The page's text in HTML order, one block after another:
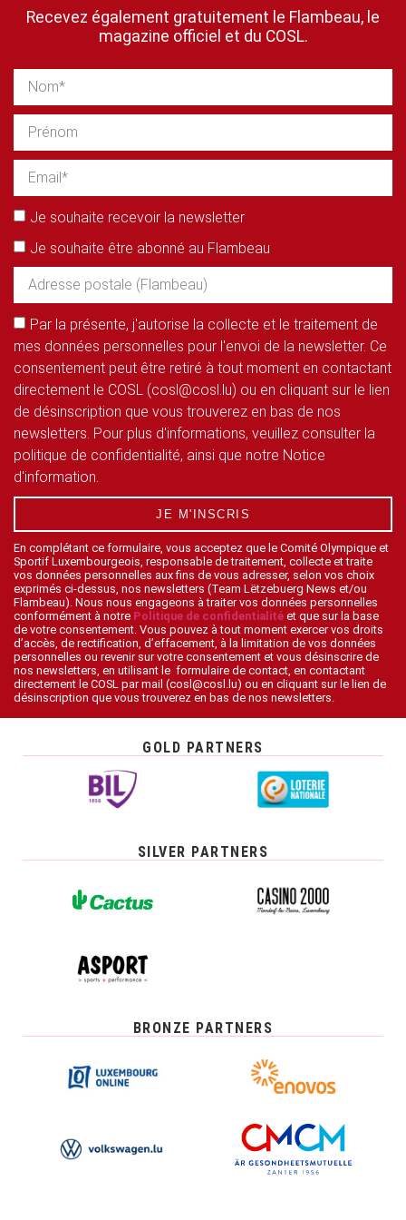
Recevez également gratuitement le Flambeau, le
magazine officiel et du COSL.
Je souhaite recevoir la newsletter
Je souhaite être abonné au Flambeau
Par la présente, j'autorise la collecte et le traitement de
mes données personnelles pour l'envoi de la newsletter. Ce
consentement peut être retiré à tout moment en contactant
directement le COSL (cosl@cosl.lu) ou en cliquant sur le lien
de désinscription que vous trouverez en bas de nos
newsletters. Pour plus d'informations, veuillez consulter la
politique de confidentialité, ainsi que notre Notice
d'information.
JE M'INSCRIS
En complétant ce formulaire, vous acceptez que le Comité Olympique et
Sportif Luxembourgeois, responsable de traitement, collecte et traite
vos données personnelles aux fins de vous adresser, selon vos choix
exprimés ci-dessus, nos newsletters (Team Lëtzebuerg News et/ou
Flambeau). Nous nous engageons à traiter vos données personnelles
conformément à notre Politique de confidentialité et que sur la base
de votre consentement. Vous pouvez à tout moment exercer vos droits
d’accès, de rectification, d’effacement, à la limitation de vos données
personnelles ou revenir sur votre consentement et vous désinscrire de
nos newsletters, en utilisant le formulaire de contact, en contactant
directement le COSL par mail (cosl@cosl.lu) ou en cliquant sur le lien de
désinscription que vous trouverez en bas de nos newsletters.
GOLD PARTNERS
SILVER PARTNERS
BRONZE PARTNERS